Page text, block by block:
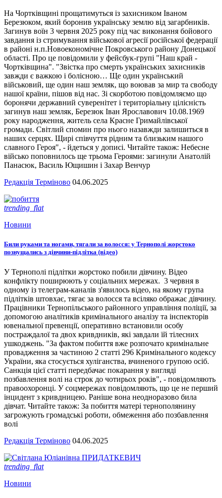
На Чортківщині прощатимуться із захисником Іваном
Березюком, який боронив українську землю від загарбників.
Загинув воїн 3 червня 2025 року під час виконання бойового
завдання із стримування військової агресії російської федерації
в районі н.п.Новоекономічне Покровського району Донецької
області. Про це повідомили у фейсбук-групі "Наш край -
Чортківщина". "Звістка про смерть українських захисників
завжди є важкою і болісною… Ще один український
військовий, ще один наш земляк, що воював за мир та свободу
нашої країни, пішов від нас. Зі скорботою повідомляємо що
боронячи державний суверенітет і територіальну цілісність
загинув наш земляк, Березюк Іван Ярославович 10.08.1969
року народження, житель села Красне Гримайлівської
громади. Світлий спомин про нього назавжди залишиться в
наших серцях. Щирі співчуття рідним та близьким нашого
славного Героя", - йдеться у дописі. Читайте також: Небесне
військо поповнилось ще трьома Героями: загинули Анатолій
Панасюк, Василь Ющишин і Захар Венчур
Редакція Терміново 04.06.2025
trending_flat
Новини
Били руками та ногами, тягали за волосся: у Тернополі жорстоко
познущались з дівчини-підлітка (відео)
У Тернополі підлітки жорстоко побили дівчину. Відео
конфлікту поширюють у соціальних мережах. 3 червня в
одному із телеграм-каналів з'явилось відео, на якому група
підлітків штовхає, тягає за волосся та всіляко ображає дівчину.
Працівники Тернопільського районного управління поліції, за
допомогою аналітиків кримінального аналізу та інспекторів
ювенальної превенції, оперативно встановили особу
постраждалої та двох кривдників, які завдали їй тілесних
ушкоджень. "За фактом побиття вже розпочато кримінальне
провадження за частиною 2 статті 296 Кримінального кодексу
України, яка стосується хуліганства, вчиненого групою осіб.
Санкція цієї статті передбачає покарання у вигляді
позбавлення волі на строк до чотирьох років", - повідомляють
правоохоронці. У соцмережах повідомляють, що це не перший
інцидент з кривдницею. Раніше вона неодноразово била
дівчат. Читайте також: За побиття матері тернополянину
загрожують громадські роботи, обмеження або позбавлення
волі
Редакція Терміново 04.06.2025
trending_flat
Новини